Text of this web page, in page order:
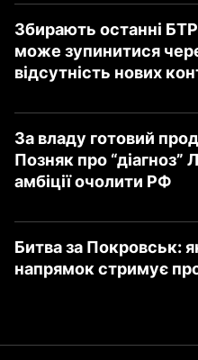
Збирають останні
може зупинитися
відсутність нових
За владу готовий
Позняк про “діагноз”
амбіції очолити РФ
Битва за Покровськ:
напрямок стримує